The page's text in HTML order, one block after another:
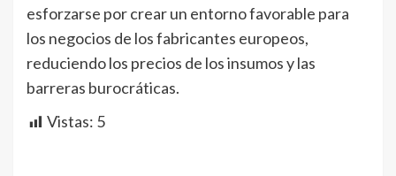
esforzarse por crear un entorno favorable para
los negocios de los fabricantes europeos,
reduciendo los precios de los insumos y las
barreras burocráticas.
Vistas: 5